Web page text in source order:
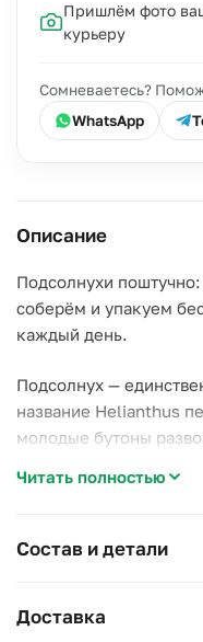
Пришлём фото
курьеру
Сомневаетесь?
WhatsApp
Описание
Подсолнухи
соберём и упакуем
каждый день.
Подсолнух —
название Helianthus
молодые бутоны
букете, три-пять
Дома подсолнухам
Читать полностью
Состав и детали
Доставка